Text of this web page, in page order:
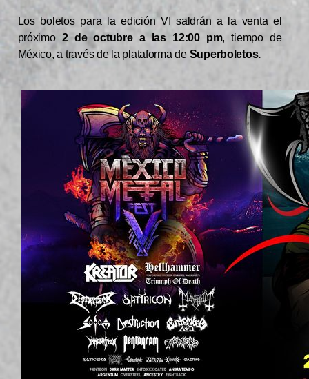
Los boletos para la edición VI saldrán a la venta el
próximo 2 de octubre a las 12:00 pm, tiempo de
México, a través de la plataforma de Superboletos.